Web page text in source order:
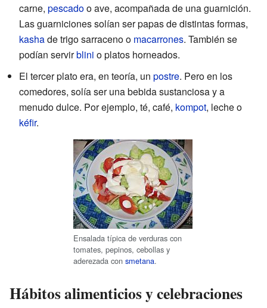
carne, pescadoo ave, acompañada de una guarnición.
Las guarniciones solían ser papas de distintas formas,
kashade trigo sarraceno o macarrones. También se
podían servirblini o platos horneados.
El tercer plato era, en teoría, un postre. Pero en los
comedores, solía ser una bebida sustanciosa y a
menudo dulce. Por ejemplo, té, café, kompot, leche o
kéfir.
Ensalada típica de verduras con
tomates, pepinos, cebollas y
aderezada con smetana.
Hábitos alimenticios y celebraciones